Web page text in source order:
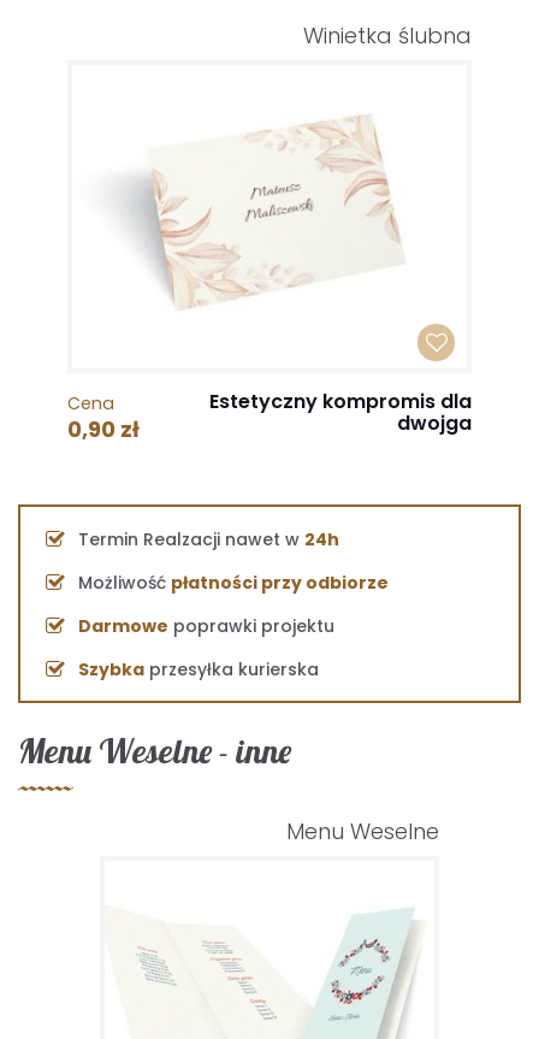
Menu Weselne - inne
Menu Weselne
Winietka ślubna
Cena
0,90 zł
Estetyczny kompromis dla
dwojga
Termin Realzacji nawet w 24h
Możliwość płatności przy odbiorze
Darmowe poprawki projektu
Szybka przesyłka kurierska